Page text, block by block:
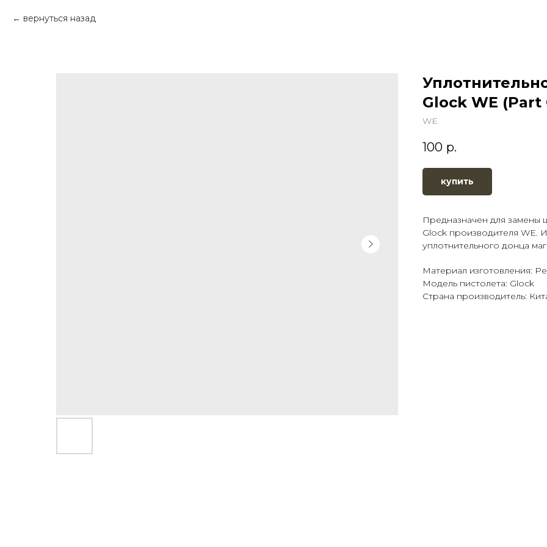
вернуться назад
Glock WE (Part
WE
100 р.
купить
Предназначен для замены
Glock производителя WE.
уплотнительного донца
Материал изготовления:
Модель пистолета: Glock
Страна производитель: